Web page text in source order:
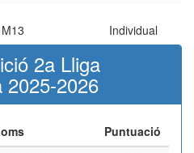
M13 Individual
2a Lliga
2025-2026
Puntuació